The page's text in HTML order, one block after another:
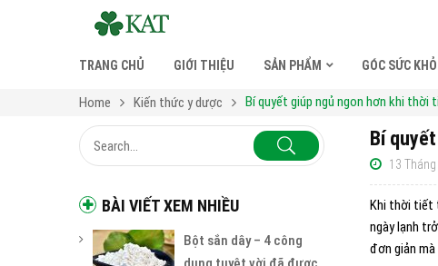
TRANG CHỦ GIỚI THIỆU SẢN PHẨM GÓC SỨC
Home Kiến thức y dược Bí quyết giúp ngủ ngon hơn khi thời
BÀI VIẾT XEM NHIỀU
Bột sắn dây – 4 công
Bí
13
Khi thời tiết
ngày lạnh
đơn giản